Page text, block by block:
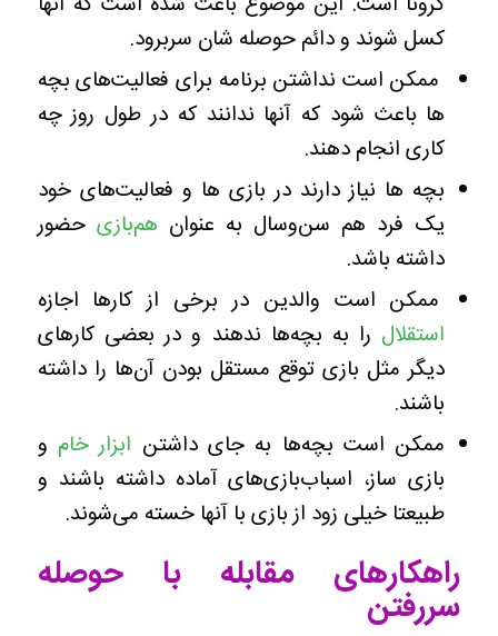
کسل شوند و دائم حوصله شان سربرود.
ممکن است نداشتن برنامه برای فعالیت‌های بچه
ها باعث شود که آنها ندانند که در طول روز چه
کاری انجام دهند.
بچه ها نیاز دارند در بازی ها و فعالیت‌های خود
یک فرد هم سن‌و‌سال به عنوان هم‌بازی حضور
داشته باشد.
ممکن است والدین در برخی از کارها اجازه
استقلال را به بچه‌ها ندهند و در بعضی کارهای
دیگر مثل بازی توقع مستقل بودن آن‌ها را داشته
باشند.
ممکن است بچه‌ها به جای داشتن ابزار خام و
بازی ساز، اسباب‌بازی‌های آماده داشته باشند و
طبیعتا خیلی زود از بازی با آنها خسته می‌شوند.
راهکارهای مقابله با حوصله
سررفتن